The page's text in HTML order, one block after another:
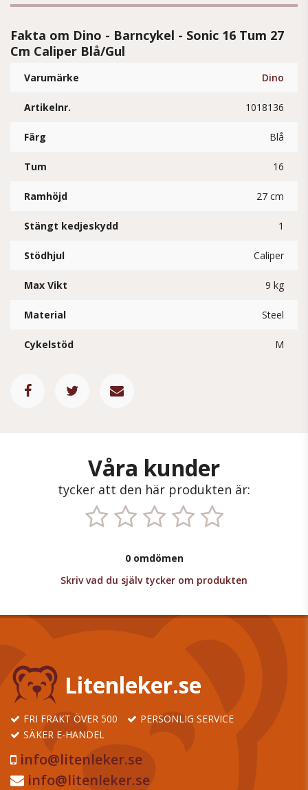
Fakta om Dino - Barncykel - Sonic 16 Tum 27
Cm Caliper Blå/Gul
Varumärke Dino
Artikelnr. 1018136
Färg Blå
Tum 16
Ramhöjd 27 cm
Stängt kedjeskydd 1
Stödhjul Caliper
Max Vikt 9 kg
Material Steel
Cykelstöd M
Våra kunder
tycker att den här produkten är:
0 omdömen
Skriv vad du själv tycker om produkten
Litenleker.se
FRI FRAKT ÖVER 500
PERSONLIG SERVICE
SÄKER E-HANDEL
info@litenleker.se
info@litenleker.se